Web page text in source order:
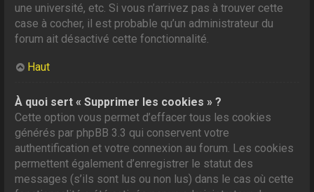
une université, etc. Si vous n’arrivez pas à trouver cette
case à cocher, il est probable qu’un administrateur du
forum ait désactivé cette fonctionnalité.
Haut
À quoi sert « Supprimer les cookies » ?
Cette option vous permet d’effacer tous les cookies
générés par phpBB 3.3 qui conservent votre
authentification et votre connexion au forum. Les cookies
permettent également d’enregistrer le statut des
messages (s’ils sont lus ou non lus) dans le cas où cette